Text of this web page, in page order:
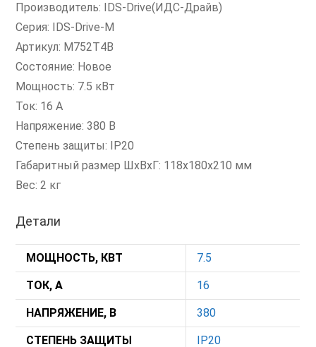
Производитель: IDS-Drive(ИДС-Драйв)
Серия: IDS-Drive-M
Артикул: M752T4B
Состояние: Новое
Мощность: 7.5 кВт
Ток: 16 А
Напряжение: 380 В
Степень защиты: IP20
Габаритный размер ШхВхГ: 118x180x210 мм
Вес: 2 кг
Детали
МОЩНОСТЬ, КВТ 7.5
ТОК, А 16
НАПРЯЖЕНИЕ, В 380
СТЕПЕНЬ ЗАЩИТЫ IP20